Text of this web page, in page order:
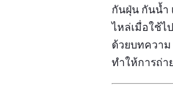
กันฝุ่น กันน้ำ
ไหล่เมื่อใช้ไ
ด้วยบทความ
ทำให้การถ่า